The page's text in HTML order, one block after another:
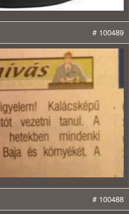
# 100489
# 100488